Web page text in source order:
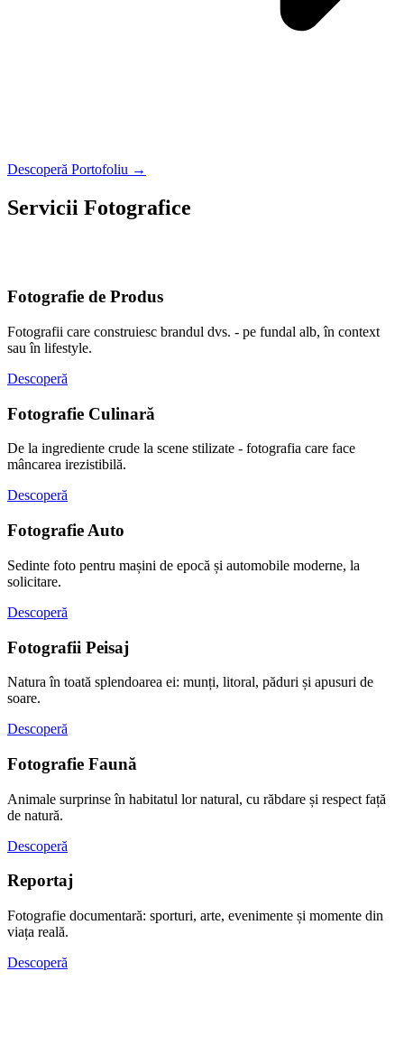
Descoperă Portofoliu →
Servicii Fotografice
Fotografie de Produs
Fotografii care construiesc brandul dvs. - pe fundal alb, în context
sau în lifestyle.
Descoperă
Fotografie Culinară
De la ingrediente crude la scene stilizate - fotografia care face
mâncarea irezistibilă.
Descoperă
Fotografie Auto
Sedinte foto pentru mașini de epocă și automobile moderne, la
solicitare.
Descoperă
Fotografii Peisaj
Natura în toată splendoarea ei: munți, litoral, păduri și apusuri de
soare.
Descoperă
Fotografie Faună
Animale surprinse în habitatul lor natural, cu răbdare și respect față
de natură.
Descoperă
Reportaj
Fotografie documentară: sporturi, arte, evenimente și momente din
viața reală.
Descoperă